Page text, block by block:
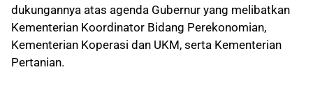
dukungannya atas agenda Gubernur yang melibatkan
Kementerian Koordinator Bidang Perekonomian,
Kementerian Koperasi dan UKM, serta Kementerian
Pertanian.